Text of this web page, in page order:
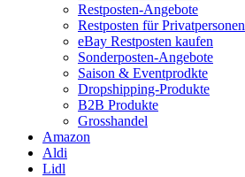
Restposten-Angebote
Restposten für Privatpersonen
eBay Restposten kaufen
Sonderposten-Angebote
Saison & Eventprodkte
Dropshipping-Produkte
B2B Produkte
Grosshandel
Amazon
Aldi
Lidl